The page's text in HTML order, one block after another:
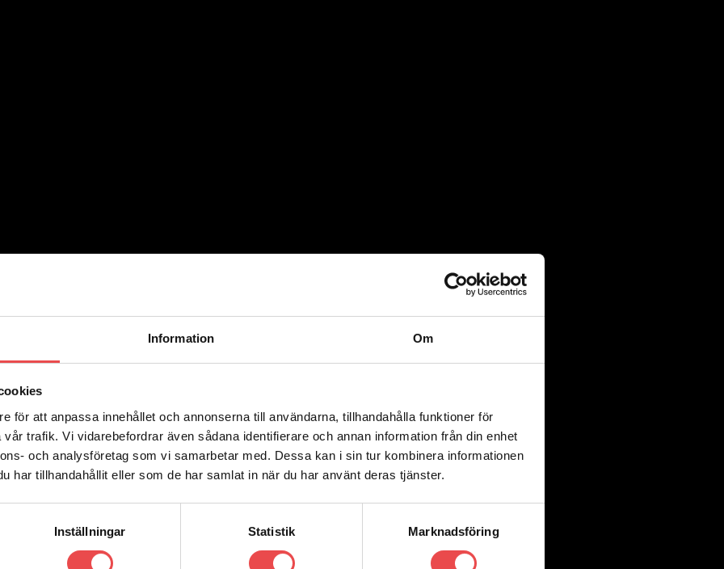
Information Om
för att anpassa innehållet och annonserna till användarna, tillhandahålla funktioner för
trafik. Vi vidarebefordrar även sådana identifierare och annan information från din enhet
och analysföretag som vi samarbetar med. Dessa kan i sin tur kombinera informationen
har tillhandahållit eller som de har samlat in när du har använt deras tjänster.
Inställningar Statistik Marknadsföring